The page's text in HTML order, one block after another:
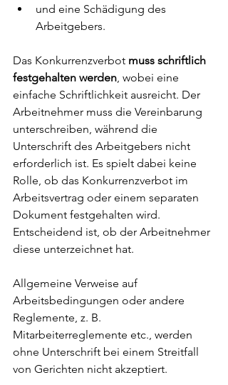
und eine Schädigung des
Arbeitgebers.
Das Konkurrenzverbot muss schriftlich
festgehalten werden, wobei eine
einfache Schriftlichkeit ausreicht. Der
Arbeitnehmer muss die Vereinbarung
unterschreiben, während die
Unterschrift des Arbeitgebers nicht
erforderlich ist. Es spielt dabei keine
Rolle, ob das Konkurrenzverbot im
Arbeitsvertrag oder einem separaten
Dokument festgehalten wird.
Entscheidend ist, ob der Arbeitnehmer
diese unterzeichnet hat.
Allgemeine Verweise auf
Arbeitsbedingungen oder andere
Reglemente, z. B.
Mitarbeiterreglemente etc., werden
ohne Unterschrift bei einem Streitfall
von Gerichten nicht akzeptiert.